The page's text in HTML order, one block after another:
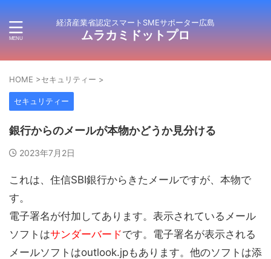
経済産業省認定スマートSMEサポーター広島
ムラカミドットプロ
HOME >セキュリティー >
セキュリティー
銀行からのメールが本物かどうか見分ける
2023年7月2日
これは、住信SBI銀行からきたメールですが、本物で
す。
電子署名が付加してあります。表示されているメール
ソフトはサンダーバードです。電子署名が表示される
メールソフトはoutlook.jpもあります。他のソフトは添